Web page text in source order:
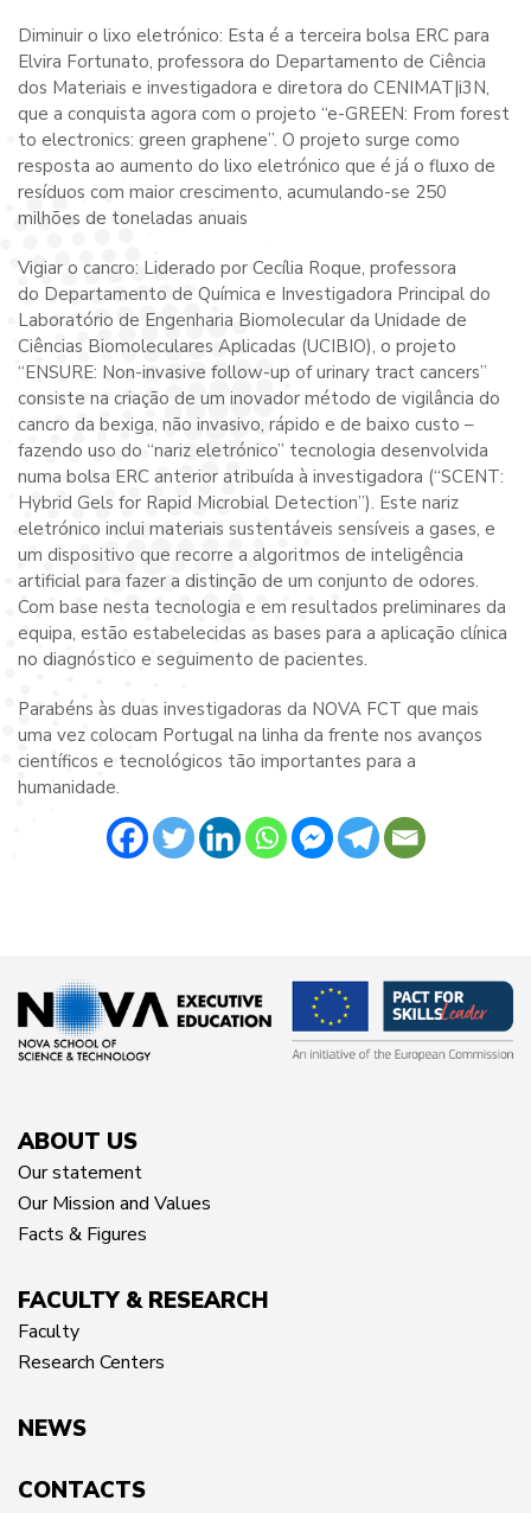
Diminuir o lixo eletrónico: Esta é a terceira bolsa ERC para
Elvira Fortunato, professora do Departamento de Ciência
dos Materiais e investigadora e diretora do CENIMAT|i3N,
que a conquista agora com o projeto “e-GREEN: From forest
to electronics: green graphene”. O projeto surge como
resposta ao aumento do lixo eletrónico que é já o fluxo de
resíduos com maior crescimento, acumulando-se 250
milhões de toneladas anuais
Vigiar o cancro: Liderado por Cecília Roque, professora
do Departamento de Química e Investigadora Principal do
Laboratório de Engenharia Biomolecular da Unidade de
Ciências Biomoleculares Aplicadas (UCIBIO), o projeto
“ENSURE: Non-invasive follow-up of urinary tract cancers”
consiste na criação de um inovador método de vigilância do
cancro da bexiga, não invasivo, rápido e de baixo custo –
fazendo uso do “nariz eletrónico” tecnologia desenvolvida
numa bolsa ERC anterior atribuída à investigadora (“SCENT:
Hybrid Gels for Rapid Microbial Detection”). Este nariz
eletrónico inclui materiais sustentáveis sensíveis a gases, e
um dispositivo que recorre a algoritmos de inteligência
artificial para fazer a distinção de um conjunto de odores.
Com base nesta tecnologia e em resultados preliminares da
equipa, estão estabelecidas as bases para a aplicação clínica
no diagnóstico e seguimento de pacientes.
Parabéns às duas investigadoras da NOVA FCT que mais
uma vez colocam Portugal na linha da frente nos avanços
científicos e tecnológicos tão importantes para a
humanidade.
ABOUT US
Our statement
Our Mission and Values
Facts & Figures
FACULTY & RESEARCH
Faculty
Research Centers
NEWS
CONTACTS